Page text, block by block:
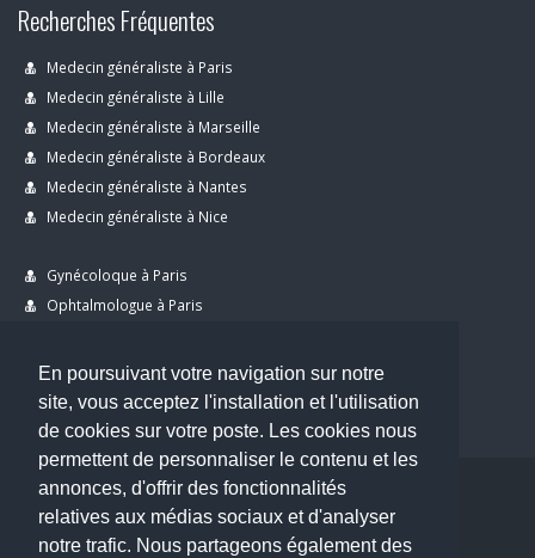
En poursuivant votre navigation sur notre
site, vous acceptez l'installation et l'utilisation
de cookies sur votre poste. Les cookies nous
permettent de personnaliser le contenu et les
annonces, d'offrir des fonctionnalités
relatives aux médias sociaux et d'analyser
notre trafic. Nous partageons également des
Recherches Fréquentes
Medecin généraliste à Paris
Medecin généraliste à Lille
Medecin généraliste à Marseille
Medecin généraliste à Bordeaux
Medecin généraliste à Nantes
Medecin généraliste à Nice
Gynécoloque à Paris
Ophtalmologue à Paris
Dentiste à Paris
Copyright © 2026 . All Rights Reserved.
choisirunmedecin@gmail.com